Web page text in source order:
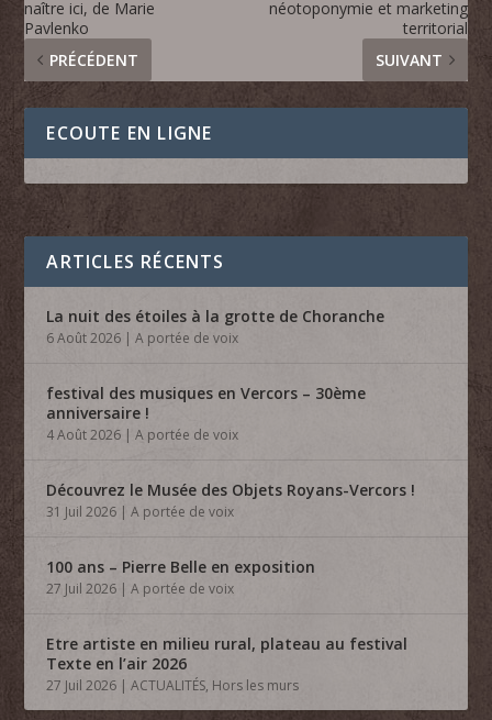
naître ici, de Marie
Pavlenko
PRÉCÉDENT
néotoponymie et marketing
territorial
SUIVANT
ECOUTE EN LIGNE
ARTICLES RÉCENTS
La nuit des étoiles à la grotte de Choranche
6 Août 2026 |A portée de voix
festival des musiques en Vercors – 30ème
anniversaire !
4 Août 2026 |A portée de voix
Découvrez le Musée des Objets Royans-Vercors !
31 Juil 2026 |A portée de voix
100 ans – Pierre Belle en exposition
27 Juil 2026 |A portée de voix
Etre artiste en milieu rural, plateau au festival
Texte en l’air 2026
27 Juil 2026 |ACTUALITÉS, Hors les murs